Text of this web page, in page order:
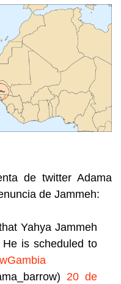
de twitter Adama
de Jammeh:
Yahya Jammeh
is scheduled to
20 de